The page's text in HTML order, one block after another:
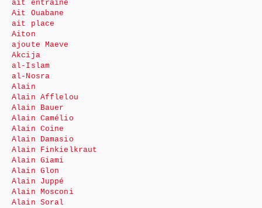
ait entraîné
Ait Ouabane
ait place
Aiton
ajoute Maeve
Akcija
al-Islam
al-Nosra
Alain
Alain Afflelou
Alain Bauer
Alain Camélio
Alain Coine
Alain Damasio
Alain Finkielkraut
Alain Giami
Alain Glon
Alain Juppé
Alain Mosconi
Alain Soral